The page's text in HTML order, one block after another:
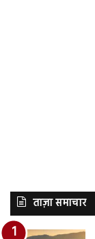
ताज़ा समाचार